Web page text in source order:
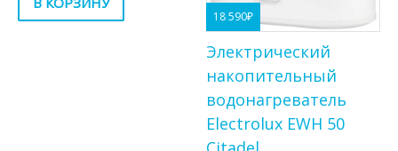
18 590₽
Электрический
накопительный
водонагреватель
Electrolux EWH 50